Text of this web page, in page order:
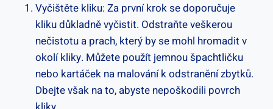
Vyčištěte kliku: Za první​ krok se doporučuje
kliku důkladně vyčistit. Odstraňte veškerou
nečistotu a prach, který by se mohl hromadit v
okolí kliky.⁤ Můžete použít jemnou špachtličku
nebo kartáček ⁤na‍ malování k odstranění zbytků.
Dbejte však na to, abyste nepoškodili povrch